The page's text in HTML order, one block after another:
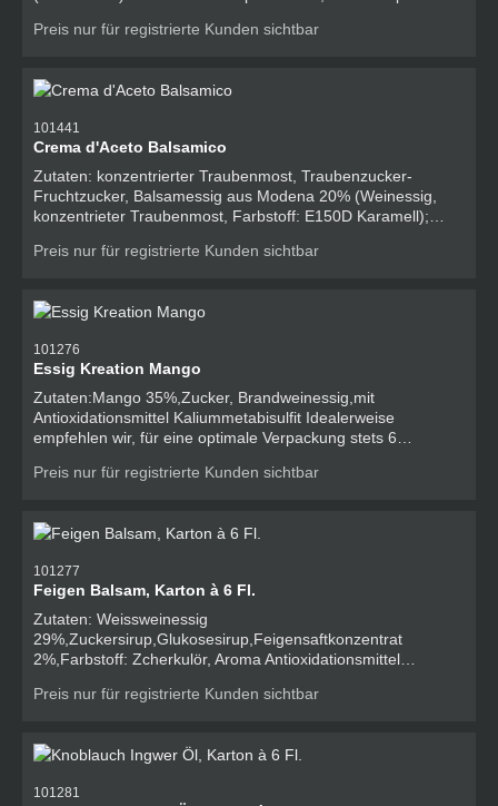
Schwefeldioxid und Sulfite
Preis nur für registrierte Kunden sichtbar
101441
Crema d'Aceto Balsamico
Zutaten: konzentrierter Traubenmost, Traubenzucker-
Fruchtzucker, Balsamessig aus Modena 20% (Weinessig,
konzentrieter Traubenmost, Farbstoff: E150D Karamell);
modifizierte Maisstärke; Farbstoff: E150D Karamell;
und Sulfite
Preis nur für registrierte Kunden sichtbar
101276
Essig Kreation Mango
Zutaten:Mango 35%,Zucker, Brandweinessig,mit
Antioxidationsmittel Kaliummetabisulfit Idealerweise
empfehlen wir, für eine optimale Verpackung stets 6
Sulfite
Preis nur für registrierte Kunden sichtbar
101277
Feigen Balsam, Karton à 6 Fl.
Zutaten: Weissweinessig
29%,Zuckersirup,Glukosesirup,Feigensaftkonzentrat
2%,Farbstoff: Zcherkulör, Aroma Antioxidationsmittel
Preis nur für registrierte Kunden sichtbar
101281